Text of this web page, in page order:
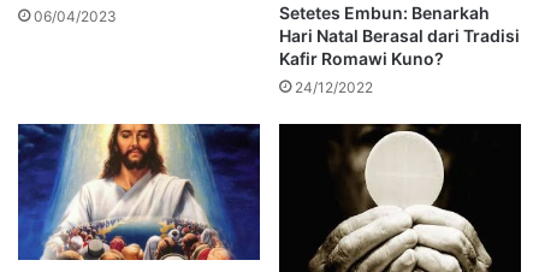
06/04/2023
Setetes Embun: Benarkah
Hari Natal Berasal dari Tradisi
Kafir Romawi Kuno?
24/12/2022